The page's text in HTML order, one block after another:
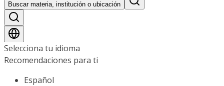
Buscar materia, institución o ubicación
Selecciona tu idioma
Recomendaciones para ti
Español